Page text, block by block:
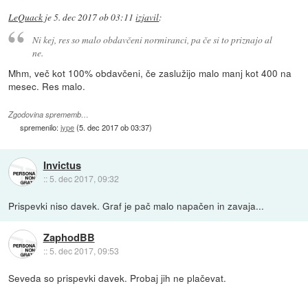
LeQuack je5. dec 2017 ob 03:11 izjavil:
Ni kej, res so malo obdavčeni normiranci, pa če si to priznajo al
ne.
Mhm, več kot 100% obdavčeni, če zaslužijo malo manj kot 400 na
mesec. Res malo.
Zgodovina sprememb…
spremenilo:jype(5. dec 2017 ob 03:37)
Invictus
:: 5. dec 2017, 09:32
Prispevki niso davek. Graf je pač malo napačen in zavaja...
ZaphodBB
::5. dec 2017, 09:53
Seveda so prispevki davek. Probaj jih ne plačevat.